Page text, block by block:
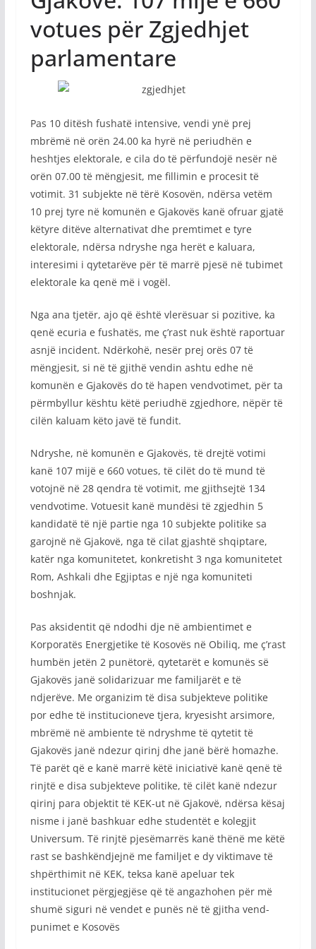
votues për Zgjedhjet
parlamentare
Pas 10 ditësh fushatë intensive, vendi ynë prej
mbrëmë në orën 24.00 ka hyrë në periudhën e
heshtjes elektorale, e cila do të përfundojë nesër në
orën 07.00 të mëngjesit, me fillimin e procesit të
votimit. 31 subjekte në tërë Kosovën, ndërsa vetëm
10 prej tyre në komunën e Gjakovës kanë ofruar gjatë
këtyre ditëve alternativat dhe premtimet e tyre
elektorale, ndërsa ndryshe nga herët e kaluara,
interesimi i qytetarëve për të marrë pjesë në tubimet
elektorale ka qenë më i vogël.
Nga ana tjetër, ajo që është vlerësuar si pozitive, ka
qenë ecuria e fushatës, me ç’rast nuk është raportuar
asnjë incident. Ndërkohë, nesër prej orës 07 të
mëngjesit, si në të gjithë vendin ashtu edhe në
komunën e Gjakovës do të hapen vendvotimet, për ta
përmbyllur kështu këtë periudhë zgjedhore, nëpër të
cilën kaluam këto javë të fundit.
Ndryshe, në komunën e Gjakovës, të drejtë votimi
kanë 107 mijë e 660 votues, të cilët do të mund të
votojnë në 28 qendra të votimit, me gjithsejtë 134
vendvotime. Votuesit kanë mundësi të zgjedhin 5
kandidatë të një partie nga 10 subjekte politike sa
garojnë në Gjakovë, nga të cilat gjashtë shqiptare,
katër nga komunitetet, konkretisht 3 nga komunitetet
Rom, Ashkali dhe Egjiptas e një nga komuniteti
boshnjak.
Pas aksidentit që ndodhi dje në ambientimet e
Korporatës Energjetike të Kosovës në Obiliq, me ç’rast
humbën jetën 2 punëtorë, qytetarët e komunës së
Gjakovës janë solidarizuar me familjarët e të
ndjerëve. Me organizim të disa subjekteve politike
por edhe të institucioneve tjera, kryesisht arsimore,
mbrëmë në ambiente të ndryshme të qytetit të
Gjakovës janë ndezur qirinj dhe janë bërë homazhe.
Të parët që e kanë marrë këtë iniciativë kanë qenë të
rinjtë e disa subjekteve politike, të cilët kanë ndezur
qirinj para objektit të KEK-ut në Gjakovë, ndërsa kësaj
nisme i janë bashkuar edhe studentët e kolegjit
Universum. Të rinjtë pjesëmarrës kanë thënë me këtë
rast se bashkëndjejnë me familjet e dy viktimave të
shpërthimit në KEK, teksa kanë apeluar tek
institucionet përgjegjëse që të angazhohen për më
shumë siguri në vendet e punës në të gjitha vend-
punimet e Kosovës